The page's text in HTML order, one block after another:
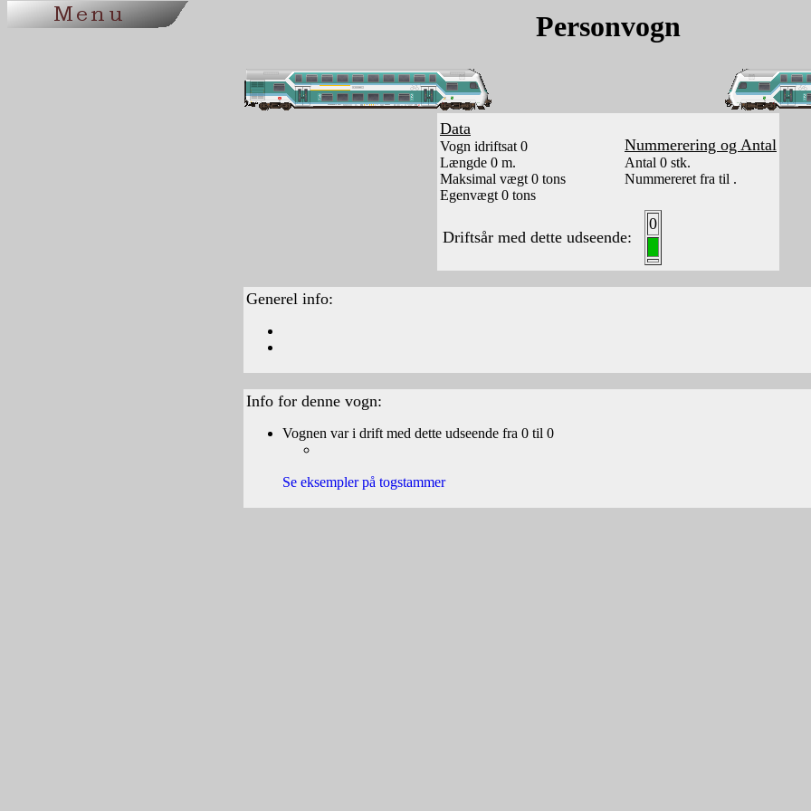
Personvogn
Data
Vogn idriftsat 0
Længde 0 m.
Maksimal vægt 0 tons
Egenvægt 0 tons
Nummerering og Antal
Antal 0 stk.
Nummereret fra til .
Driftsår med dette udseende:
0
Generel info:
Info for denne vogn:
Vognen var i drift med dette udseende fra 0 til 0
Se eksempler på togstammer